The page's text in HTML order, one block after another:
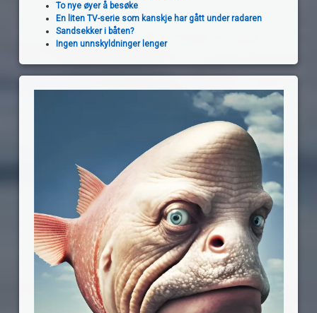
To nye øyer å besøke
En liten TV-serie som kanskje har gått under radaren
Sandsekker i båten?
Ingen unnskyldninger lenger